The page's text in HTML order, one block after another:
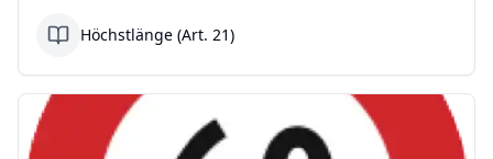
Höchstlänge (Art. 21)